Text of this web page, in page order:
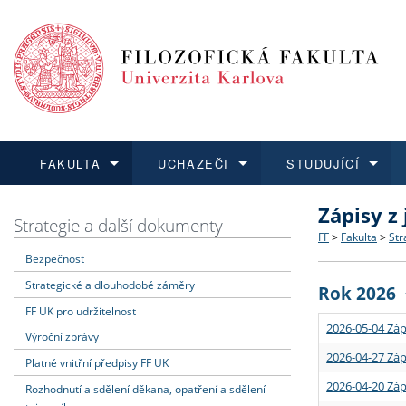
FAKULTA
Dozvědět se více
Struktura
Strategie
Podpora
UCHAZEČI
Podat přihlášku
Co
Učitelské
STUDUJÍCÍ
Dozvědět se více
Rigorózní
Dozvědět se více
O vědě a
Granty a
Dozvědět se více
Aktuální
Strategie a další dokumenty
Bezpečnost
Strategické a dlouhodobé záměry
FF UK pro udržitelnost
Výroční zprávy
Platné vnitřní předpisy FF UK
Rozhodnutí a sdělení děkana, opatření a sdělení
Zápisy
FF > Fakulta >
Rok 2026
2026-05-04
2026-04-27
2026-04-20